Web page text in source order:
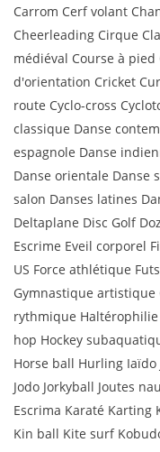
Carrom Cerf volant
Cheerleading Cirque
médiéval Course à
d'orientation Cricket
route Cyclo-cross
classique Danse
espagnole Danse
Danse orientale Danse
salon Danses latines
Deltaplane Disc Golf
Escrime Eveil corporel
US Force athlétique
Gymnastique artistique
rythmique
hop Hockey
Horse ball Hurling Iaïdo
Jodo Jorkyball Joutes
Escrima Karaté Karting
Kin ball Kite surf